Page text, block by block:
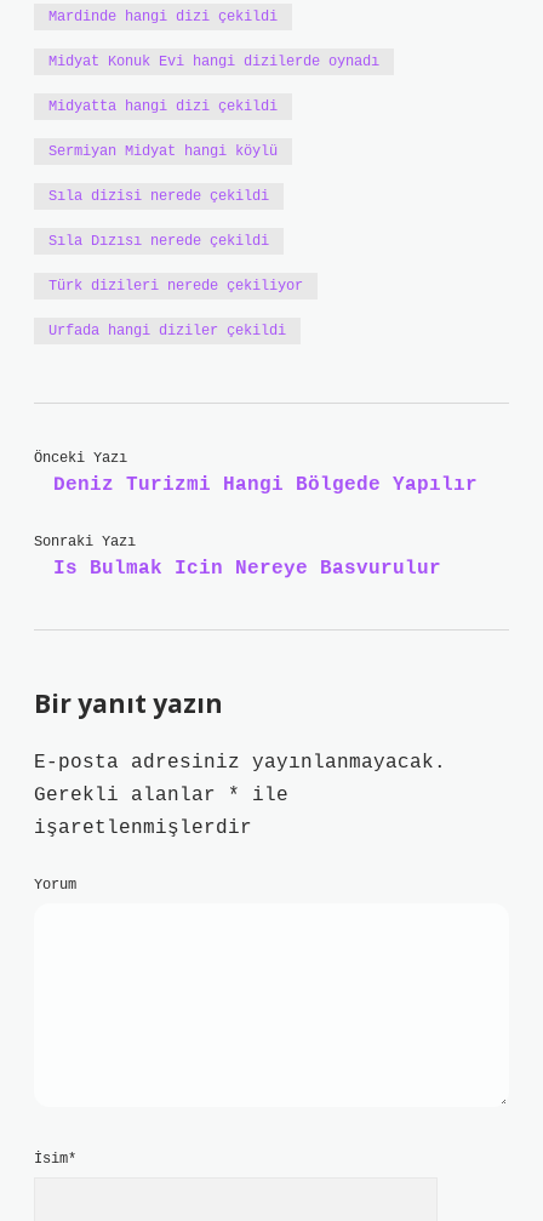
Mardinde hangi dizi çekildi
Midyat Konuk Evi hangi dizilerde oynadı
Midyatta hangi dizi çekildi
Sermiyan Midyat hangi köylü
Sıla dizisi nerede çekildi
Sıla Dızısı nerede çekildi
Türk dizileri nerede çekiliyor
Urfada hangi diziler çekildi
Önceki Yazı
Deniz Turizmi Hangi Bölgede Yapılır
Sonraki Yazı
Is Bulmak Icin Nereye Basvurulur
Bir yanıt yazın
E-posta adresiniz yayınlanmayacak.
Gerekli alanlar
*
ile
işaretlenmişlerdir
Yorum
İsim*